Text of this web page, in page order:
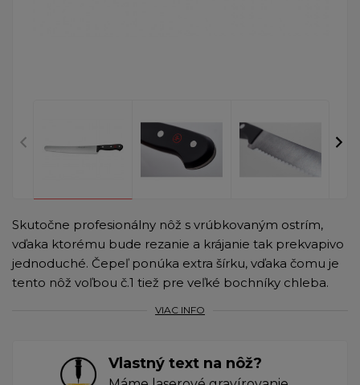
Skutočne profesionálny nôž s vrúbkovaným ostrím,
vďaka ktorému bude rezanie a krájanie tak prekvapivo
jednoduché. Čepeľ ponúka extra šírku, vďaka čomu je
tento nôž voľbou č.1 tiež pre veľké bochníky chleba.
VIAC INFO
Vlastný text na nôž?